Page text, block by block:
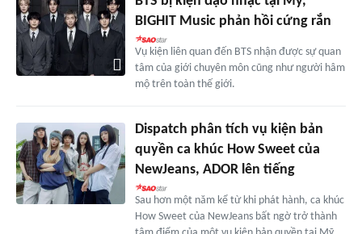
BIGHIT Music phản hồi cứng rắn
Vụ kiện liên quan đến BTS nhận được sự quan
tâm của giới chuyên môn cũng như người hâm
mộ trên toàn thế giới.
Dispatch phân tích vụ kiện bản
quyền ca khúc How Sweet của
NewJeans, ADOR lên tiếng
Sau hơn một năm kể từ khi phát hành, ca khúc
How Sweet của NewJeans bất ngờ trở thành